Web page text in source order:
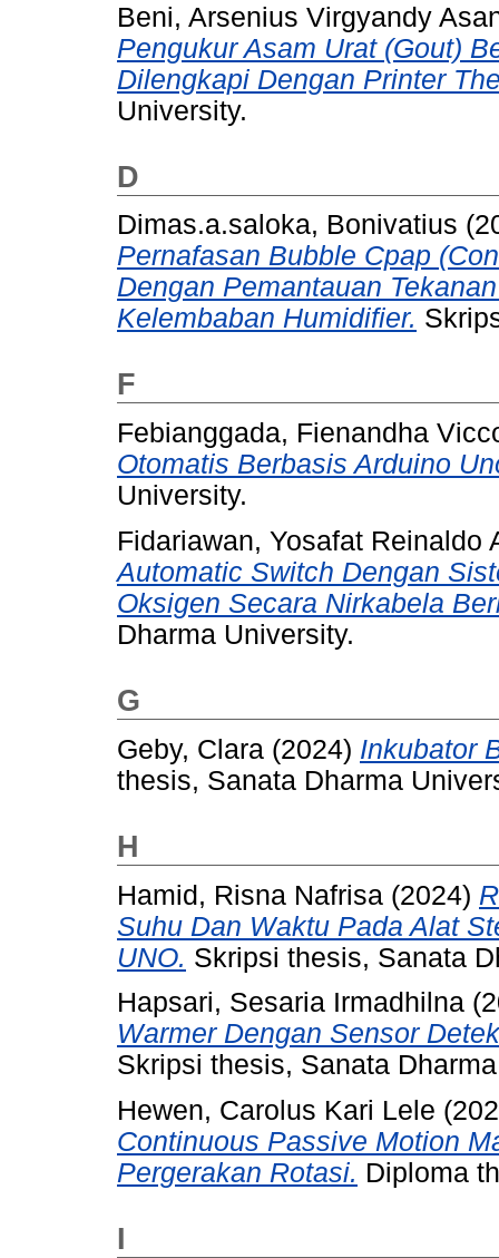
Beni, Arsenius Virgyandy
Pengukur Asam Urat (Gout)
Dilengkapi Dengan Printer
University.
D
Dimas.a.saloka, Bonivatius
Pernafasan Bubble Cpap
Dengan Pemantauan
Kelembaban Humidifier.
F
Febianggada, Fienandha
Otomatis Berbasis Arduino
University.
Fidariawan, Yosafat Reinaldo
Automatic Switch Dengan
Oksigen Secara Nirkabela
Dharma University.
G
Geby, Clara (2024) Inkubator
thesis, Sanata Dharma
H
Hamid, Risna Nafrisa (2024)
Suhu Dan Waktu Pada Alat
UNO. Skripsi thesis, Sanata
Hapsari, Sesaria Irmadhilna
Warmer Dengan Sensor
Skripsi thesis, Sanata
Hewen, Carolus Kari Lele
Continuous Passive Motion
Pergerakan Rotasi. Diploma
I